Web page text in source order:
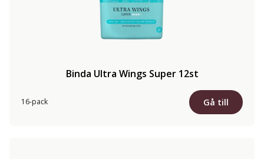
Binda Ultra Wings Super 12st
16-pack Gå till